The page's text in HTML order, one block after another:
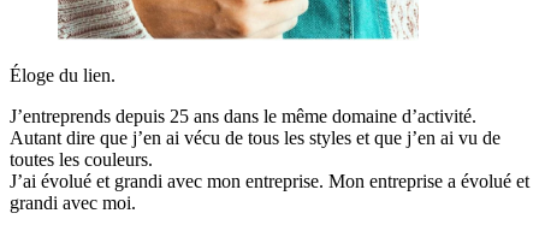
Éloge du lien.
J’entreprends depuis 25 ans dans le même domaine d’activité.
Autant dire que j’en ai vécu de tous les styles et que j’en ai vu de
toutes les couleurs.
J’ai évolué et grandi avec mon entreprise. Mon entreprise a évolué et
grandi avec moi.